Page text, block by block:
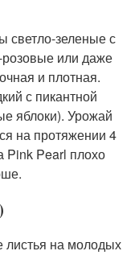
светло-зеленые с
розовые или даже
и плотная.
с пикантной
яблоки). Урожай
на протяжении 4
Pink Pearl плохо
листья на молодых